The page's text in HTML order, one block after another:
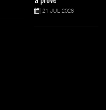
21 JUL 2026